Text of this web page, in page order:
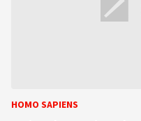
HOMO SAPIENS